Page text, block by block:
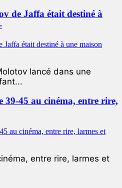
de Jaffa était destiné à
lancé dans une
39-45 au cinéma, entre rire,
entre rire, larmes et